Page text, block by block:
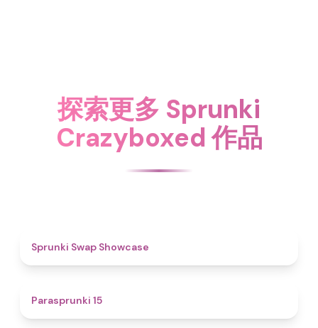
探索更多 Sprunki
Crazyboxed 作品
Sprunki Swap Showcase
Parasprunki 15